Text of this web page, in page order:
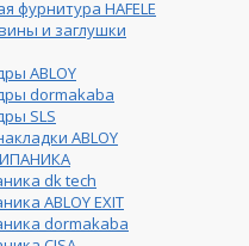
фурнитура HAFELE
и заглушки
ABLOY
dormakaba
SLS
ABLOY
dk tech
ABLOY EXIT
dormakaba